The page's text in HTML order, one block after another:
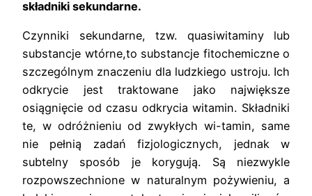
składniki sekundarne.
Czynniki sekundarne, tzw. quasiwitaminy lub
substancje wtórne,to substancje fitochemiczne o
szczególnym znaczeniu dla ludzkiego ustroju. Ich
odkrycie jest traktowane jako największe
osiągnięcie od czasu odkrycia witamin. Składniki
te, w odróżnieniu od zwykłych wi-tamin, same
nie pełnią zadań fizjologicznych, jednak w
subtelny sposób je korygują. Są niezwykle
rozpowszechnione w naturalnym pożywieniu, a